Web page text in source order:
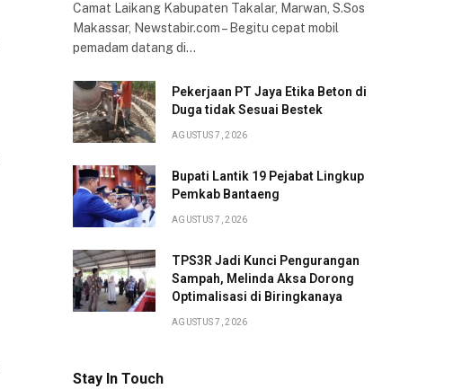
Camat Laikang Kabupaten Takalar, Marwan, S.Sos
Makassar, Newstabir.com – Begitu cepat mobil
pemadam datang di…
Pekerjaan PT Jaya Etika Beton di
Duga tidak Sesuai Bestek
AGUSTUS 7, 2026
Bupati Lantik 19 Pejabat Lingkup
Pemkab Bantaeng
AGUSTUS 7, 2026
TPS3R Jadi Kunci Pengurangan
Sampah, Melinda Aksa Dorong
Optimalisasi di Biringkanaya
AGUSTUS 7, 2026
Stay In Touch